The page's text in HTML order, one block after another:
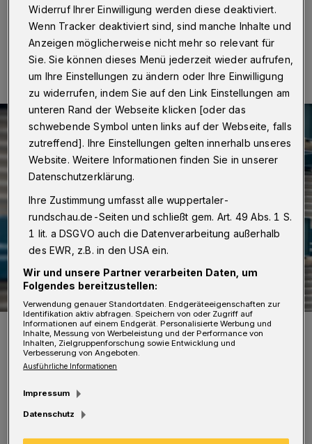
22.01.2021 , 07:15 Uhr Eine Minute Lesezeit
Prof. Dr.-Ing. Markus Zdrallek.
Foto: Bergische Uni
Widerruf Ihrer Einwilligung werden diese deaktiviert.
Wenn Tracker deaktiviert sind, sind manche Inhalte und
Anzeigen möglicherweise nicht mehr so relevant für
Sie. Sie können dieses Menü jederzeit wieder aufrufen,
um Ihre Einstellungen zu ändern oder Ihre Einwilligung
zu widerrufen, indem Sie auf den Link Einstellungen am
unteren Rand der Webseite klicken [oder das
schwebende Symbol unten links auf der Webseite, falls
zutreffend]. Ihre Einstellungen gelten innerhalb unseres
Website. Weitere Informationen finden Sie in unserer
Datenschutzerklärung.
Ihre Zustimmung umfasst alle wuppertaler-
rundschau.de-Seiten und schließt gem. Art. 49 Abs. 1 S.
1 lit. a DSGVO auch die Datenverarbeitung außerhalb
des EWR, z.B. in den USA ein.
Wir und unsere Partner verarbeiten Daten, um
Folgendes bereitzustellen:
Verwendung genauer Standortdaten. Endgeräteeigenschaften zur
Identifikation aktiv abfragen. Speichern von oder Zugriff auf
Informationen auf einem Endgerät. Personalisierte Werbung und
Inhalte, Messung von Werbeleistung und der Performance von
Inhalten, Zielgruppenforschung sowie Entwicklung und
Verbesserung von Angeboten.
Ausführliche Informationen
Impressum
Datenschutz